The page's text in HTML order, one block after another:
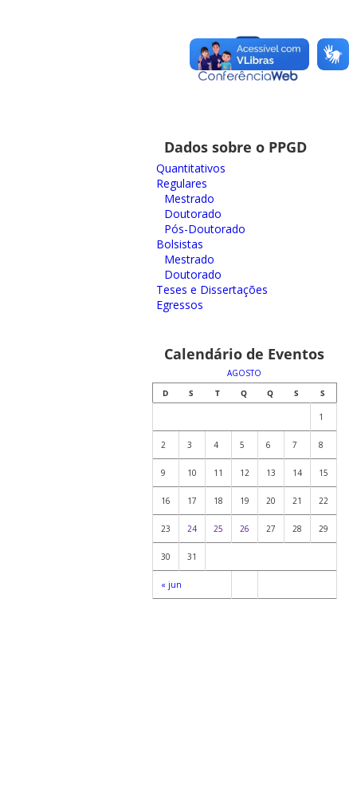
Dados sobre o PPGD
Quantitativos
Regulares
Mestrado
Doutorado
Pós-Doutorado
Bolsistas
Mestrado
Doutorado
Teses e Dissertações
Egressos
Calendário de Eventos
AGOSTO
D
S T Q Q S S
« jun
1
2 3 4 5 6 7 8
9 10 11 12 13 14 15
16 17 18 19 20 21 22
23 24 25 26 27 28 29
30 31